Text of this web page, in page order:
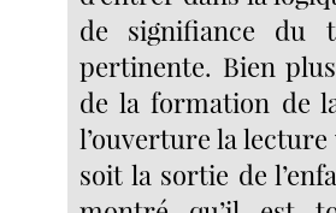
de signifiance du
pertinente. Bien
de la formation de
l’ouverture la
soit la sortie de